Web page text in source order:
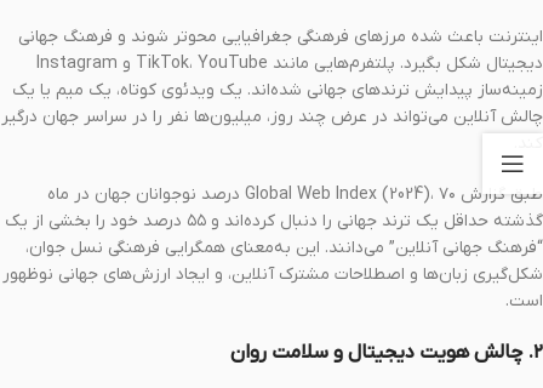
اینترنت باعث شده مرزهای فرهنگی جغرافیایی محوتر شوند و فرهنگ جهانی
دیجیتال شکل بگیرد. پلتفرم‌هایی مانند TikTok، YouTube و Instagram
زمینه‌ساز پیدایش ترندهای جهانی شده‌اند. یک ویدئوی کوتاه، یک میم یا یک
چالش آنلاین می‌تواند در عرض چند روز، میلیون‌ها نفر را در سراسر جهان درگیر
طبق گزارش Global Web Index (2024)، ۷۰ درصد نوجوانان جهان در ماه
گذشته حداقل یک ترند جهانی را دنبال کرده‌اند و ۵۵ درصد خود را بخشی از یک
“فرهنگ جهانی آنلاین” می‌دانند. این به‌معنای همگرایی فرهنگی نسل جوان،
شکل‌گیری زبان‌ها و اصطلاحات مشترک آنلاین، و ایجاد ارزش‌های جهانی نوظهور
است.
۲. چالش هویت دیجیتال و سلامت روان